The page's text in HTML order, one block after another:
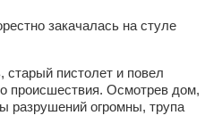
— супермаркет
закачалась на стуле
пистолет и повел
происшествия. Осмотрев дом,
разрушений огромны, трупа